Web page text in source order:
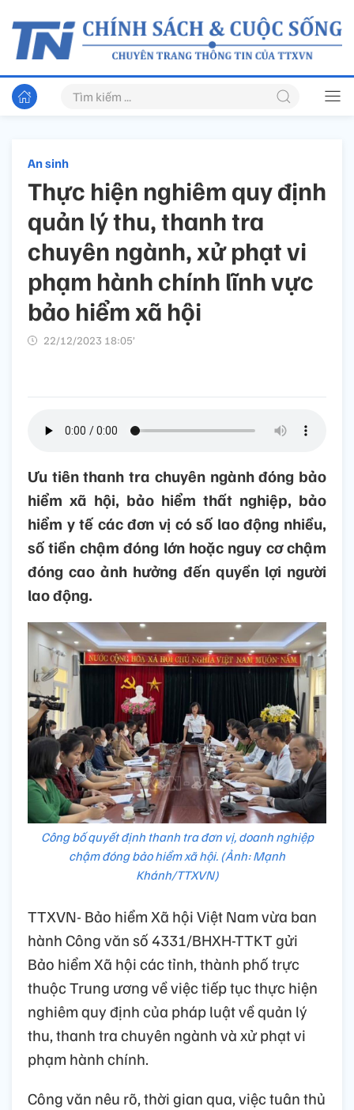
An sinh
Thực hiện nghiêm quy định
quản lý thu, thanh tra
chuyên ngành, xử phạt vi
phạm hành chính lĩnh vực
bảo hiểm xã hội
22/12/2023 18:05’
Ưu tiên thanh tra chuyên ngành đóng bảo
hiểm xã hội, bảo hiểm thất nghiệp, bảo
hiểm y tế các đơn vị có số lao động nhiều,
số tiền chậm đóng lớn hoặc nguy cơ chậm
đóng cao ảnh hưởng đến quyền lợi người
lao động.
Công bố quyết định thanh tra đơn vị, doanh nghiệp
chậm đóng bảo hiểm xã hội. (Ảnh: Mạnh
Khánh/TTXVN)
TTXVN- Bảo hiểm Xã hội Việt Nam vừa ban
hành Công văn số 4331/BHXH-TTKT gửi
Bảo hiểm Xã hội các tỉnh, thành phố trực
thuộc Trung ương về việc tiếp tục thực hiện
nghiêm quy định của pháp luật về quản lý
thu, thanh tra chuyên ngành và xử phạt vi
phạm hành chính.
Công văn nêu rõ, thời gian qua, việc tuân thủ